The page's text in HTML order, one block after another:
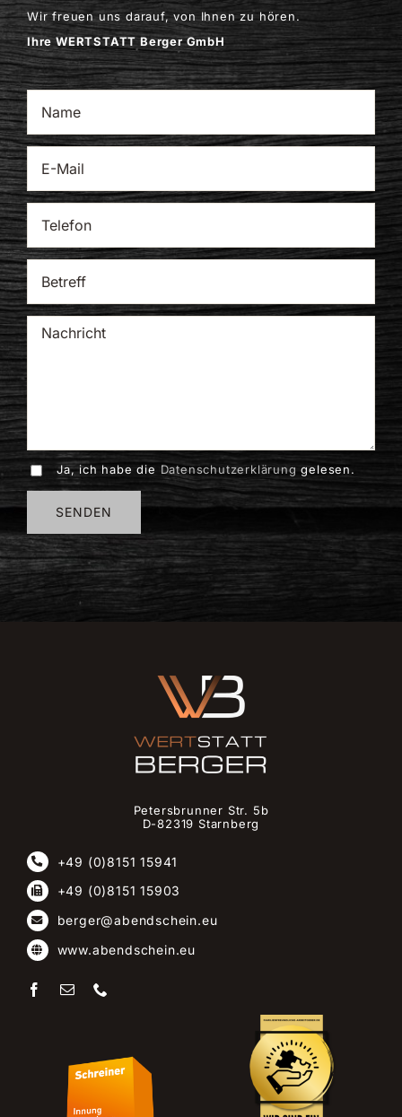
Wir freuen uns darauf, von Ihnen zu hören.
Ihre WERTSTATT Berger GmbH
Ja, ich habe die Datenschutzerklärung gelesen.
Petersbrunner Str. 5b
D-82319 Starnberg
+49 (0)8151 15941
+49 (0)8151 15903
berger@abendschein.eu
www.abendschein.eu